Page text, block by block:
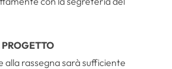
alla rassegna sarà sufficiente